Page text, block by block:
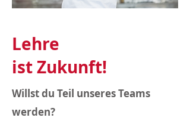
Lehre
ist Zukunft!
Willst du Teil unseres Teams
werden?